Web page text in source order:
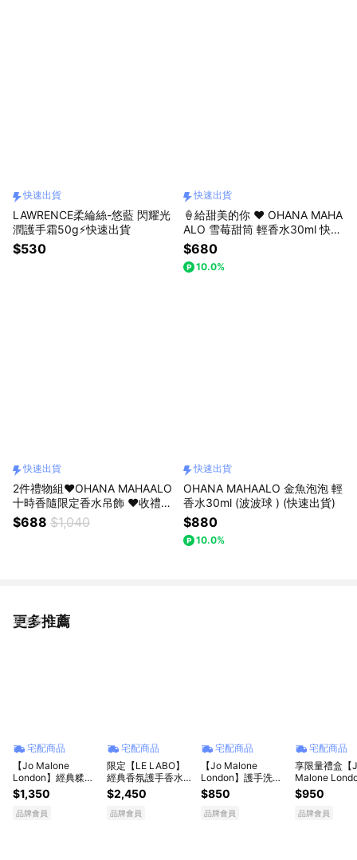
快速出貨
LAWRENCE柔綸絲-悠藍 閃耀光
潤護手霜50g⚡快速出貨
$530
快速出貨
🍦給甜美的你 ❤️ OHANA MAHA
ALO 雪莓甜筒 輕香水30ml 快速
出貨
$680
10.0%
快速出貨
2件禮物組❤️OHANA MAHAALO
十時香隨限定香水吊飾 ❤️收禮者
$688 $1,040
快速出貨
OHANA MAHAALO 金魚泡泡 輕
香水30ml (波波球 ) (快速出貨)
$880
10.0%
更多推薦
看更多
宅配商品
【Jo Malone
London】經典糅香
潤膚香水組 享愛心
禮盒+愛心鑰匙圈🎁
收禮者享自選香調 l
$1,350
品牌會員
宅配商品
限定【LE LABO】
經典香氛護手香水組
(經典香氛護手霜
30ml + 迷你淡香精
7ml) A13/ 黑茶29/
$2,450
品牌會員
宅配商品
【Jo Malone
London】護手洗沐
組-口袋護手霜+潔
膚露🎁 獅子座贈禮
|LINE禮物獨家 | 收
$850
品牌會員
宅配商品
享限量禮盒【
Malone
快閃限定 | 經
護手護膚雙星
收禮者自選香
$950
品牌會員